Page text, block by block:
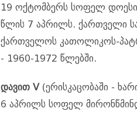
19 ოქ­ტომ­ბერს სო­ფელ
წლის 7 აპ­რილს. ქარ­თვე­ლი
ქარ­თვე­ლოს კა­თო­ლი­კოს-
- 1960-1972 წლებ­ში.
და­ვით V(ერის­კა­ცო­ბა­ში -
6 აპ­რილს სო­ფელ